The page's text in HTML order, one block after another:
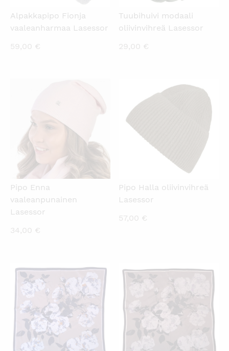
Alpakkapipo Fionja
vaaleanharmaa Lasessor
59,00 €
Tuubihuivi modaali
oliivinvihreä Lasessor
29,00 €
Pipo Enna
vaaleanpunainen
Lasessor
34,00 €
KATSO PIKANÄKYMÄ
Pipo Halla oliivinvihreä
Lasessor
57,00 €